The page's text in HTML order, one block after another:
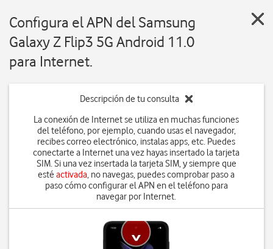
Configura el APN del Samsung
Galaxy Z Flip3 5G Android 11.0
para Internet.
Descripción de tu consulta
La conexión de Internet se utiliza en muchas funciones
del teléfono, por ejemplo, cuando usas el navegador,
recibes correo electrónico, instalas apps, etc. Puedes
conectarte a Internet una vez hayas insertado la tarjeta
SIM. Si una vez insertada la tarjeta SIM, y siempre que
estéactivada, no navegas, puedes comprobar paso a
paso cómo configurar el APN en el teléfono para
navegar por Internet.